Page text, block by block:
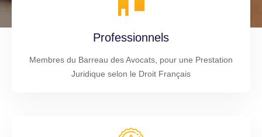
Professionnels
Membres du Barreau des Avocats, pour une Prestation
Juridique selon le Droit Français